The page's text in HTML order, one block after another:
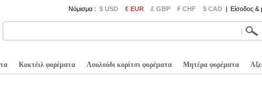
Νόμισμα : $ USD € EUR £ GBP ₣ CHF $ CAD | Είσοδος &
Κοκτέιλ φορέματα Λουλούδι κορίτσι φορέματα Μητέρα φορέματα